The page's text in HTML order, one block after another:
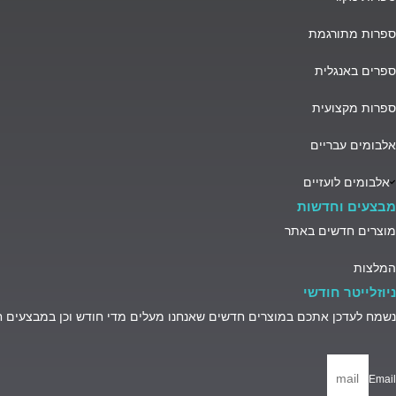
ספרות מתורגמת
ספרים באנגלית
ספרות מקצועית
אלבומים עבריים
אלבומים לועזיים
מבצעים וחדשות
מוצרים חדשים באתר
המלצות
ניוזלייטר חודשי
נשמח לעדכן אתכם במוצרים חדשים שאנחנו מעלים מדי חודש וכן
Email